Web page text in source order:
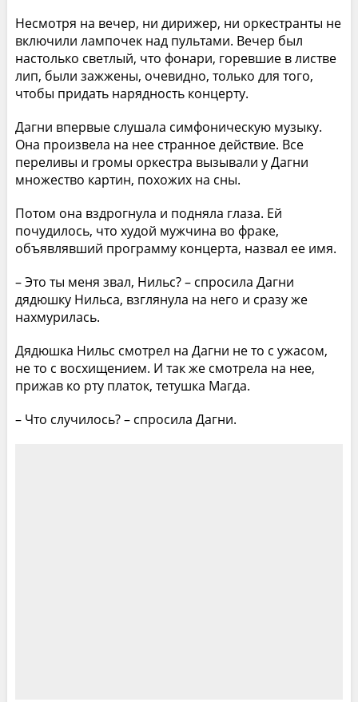
Несмотря на вечер, ни дирижер, ни оркестранты не
включили лампочек над пультами. Вечер был
настолько светлый, что фонари, горевшие в листве
лип, были зажжены, очевидно, только для того,
чтобы придать нарядность концерту.
Дагни впервые слушала симфоническую музыку.
Она произвела на нее странное действие. Все
переливы и громы оркестра вызывали у Дагни
множество картин, похожих на сны.
Потом она вздрогнула и подняла глаза. Ей
почудилось, что худой мужчина во фраке,
объявлявший программу концерта, назвал ее имя.
– Это ты меня звал, Нильс? – спросила Дагни
дядюшку Нильса, взглянула на него и сразу же
нахмурилась.
Дядюшка Нильс смотрел на Дагни не то с ужасом,
не то с восхищением. И так же смотрела на нее,
прижав ко рту платок, тетушка Магда.
– Что случилось? – спросила Дагни.